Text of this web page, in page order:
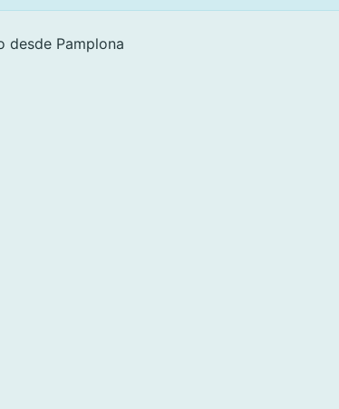
desde Pamplona